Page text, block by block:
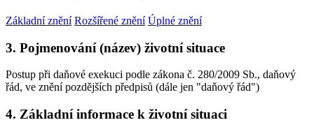
Základní znění Rozšířené znění Úplné znění
3. Pojmenování (název) životní situace
Postup při daňové exekuci podle zákona č. 280/2009 Sb., daňový
řád, ve znění pozdějších předpisů (dále jen "daňový řád")
4. Základní informace k životní situaci